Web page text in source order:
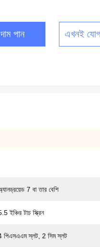
পান এখনই
7 বা তার বেশি
ইঞ্চির টাচ স্ক্রিন
পিএসএএম স্লট, 2 সিম স্লট